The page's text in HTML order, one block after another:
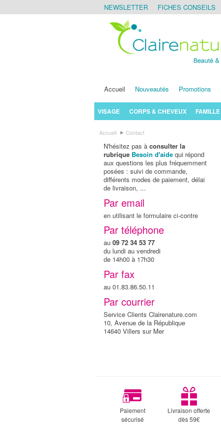
NEWSLETTER FICHES CONSEILS
Accueil Nouveautés Promotions
VISAGE CORPS & CHEVEUX FAMILLE
Accueil Contact
N'hésitez pas àconsulter la
rubrique Besoin d'aide qui répond
aux questions les plus fréquemment
posées : suivi de commande,
différents modes de paiement, délai
de livraison, ...
Par email
en utilisant le formulaire ci-contre
Par téléphone
au09 72 34 53 77
du lundi au vendredi
de 14h00 à 17h30
Par fax
au 01.83.86.50.11
Par courrier
Service Clients Clairenature.com
10, Avenue de la République
14640 Villers sur Mer
Paiement
sécurisé
Livraison offerte
dès 59€